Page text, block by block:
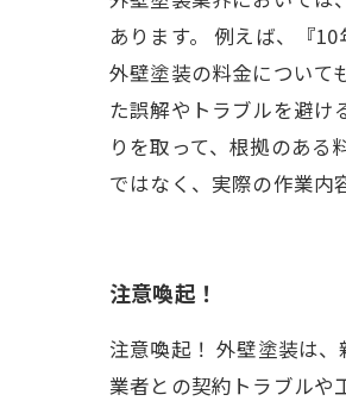
あります。 例えば、『
外壁塗装の料金について
た誤解やトラブルを避け
りを取って、根拠のあ
ではなく、実際の作業内
注意喚起！
注意喚起！ 外壁塗装は
業者との契約トラブルや